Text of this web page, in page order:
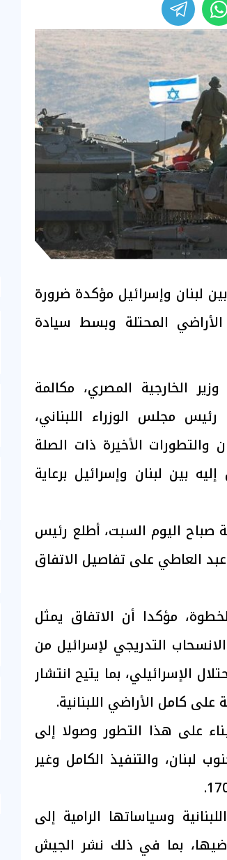
لبنان وإسرائيل مؤكدة ضرورة
المحتلة وبسط سيادة
الخارجية المصري، مكالمة
مجلس الوزراء اللبناني،
والتطورات الأخيرة ذات الصلة
بين لبنان وإسرائيل برعاية
صباح اليوم السبت، أطلع رئيس
عبد العاطي على تفاصيل الاتفاق
مؤكدا أن الاتفاق يمثل
التدريجي لإسرائيل من
الإسرائيلي، بما يتيح انتشار
كامل الأراضي اللبنانية.
على هذا التطور وصولا إلى
لبنان، والتنفيذ الكامل وغير
وسياساتها الرامية إلى
بما في ذلك نشر الجيش